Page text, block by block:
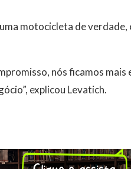
motocicleta de verdade,
nós ficamos mais
explicou Levatich.